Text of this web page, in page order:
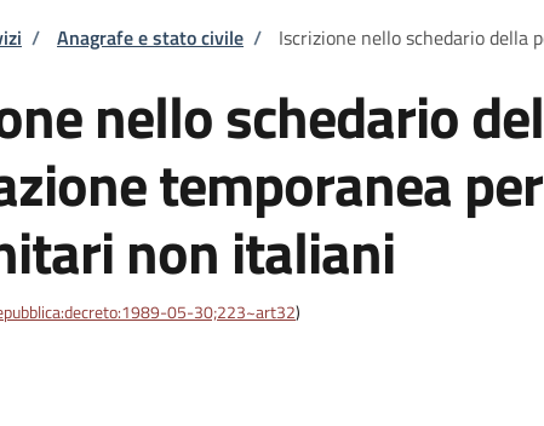
di pane
/ Anagrafe e stato civile / Iscrizione nello schedario
nello schedario
temporanea
non italiani
05-30;223~art32)